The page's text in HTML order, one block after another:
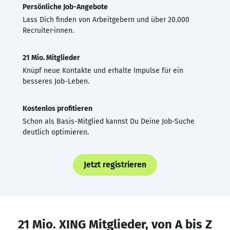
Persönliche Job-Angebote
Lass Dich finden von Arbeitgebern und über 20.000
Recruiter·innen.
21 Mio. Mitglieder
Knüpf neue Kontakte und erhalte Impulse für ein
besseres Job-Leben.
Kostenlos profitieren
Schon als Basis-Mitglied kannst Du Deine Job-Suche
deutlich optimieren.
Jetzt registrieren
21 Mio. XING Mitglieder, von A bis Z